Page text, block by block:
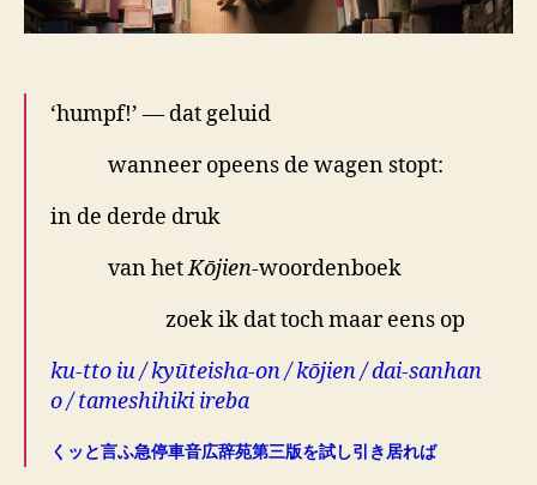
‘humpf!’ — dat geluid
wanneer opeens de wagen stopt:
in de derde druk
van hetKōjien-woordenboek
zoek ik dat toch maar eens op
ku-tto iu / kyūteisha-on / kōjien / dai-sanhan
o / tameshihiki ireba
くッと言ふ急停車音広辞苑第三版を試し引き居れば